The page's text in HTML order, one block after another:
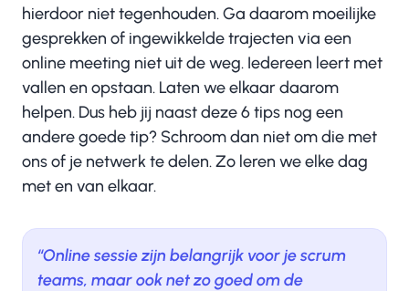
hierdoor niet tegenhouden. Ga daarom moeilijke
gesprekken of ingewikkelde trajecten via een
online meeting niet uit de weg. Iedereen leert met
vallen en opstaan. Laten we elkaar daarom
helpen. Dus heb jij naast deze 6 tips nog een
andere goede tip? Schroom dan niet om die met
ons of je netwerk te delen. Zo leren we elke dag
met en van elkaar.
‘‘Online sessie zijn belangrijk voor je scrum
teams, maar ook net zo goed om de